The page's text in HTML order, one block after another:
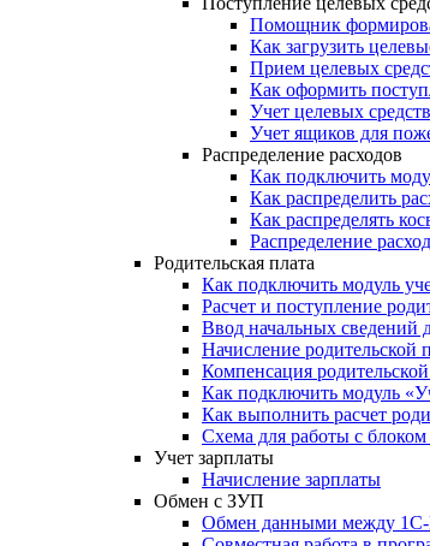
Помощник
Как загрузить
Прием целевых
Как оформить
Учет целевых
Учет ящиков для
Распределение расходов
Как подключить
Как распределить
Как распределять
Распределение
Родительская плата
Как подключить модуль
Расчет и поступление
Ввод начальных сведений
Начисление родительской
Компенсация
Как подключить модуль
Как выполнить расчет
Схема для работы с
Учет зарплаты
Начисление зарплаты
Обмен с ЗУП
Обмен данными между 1С-